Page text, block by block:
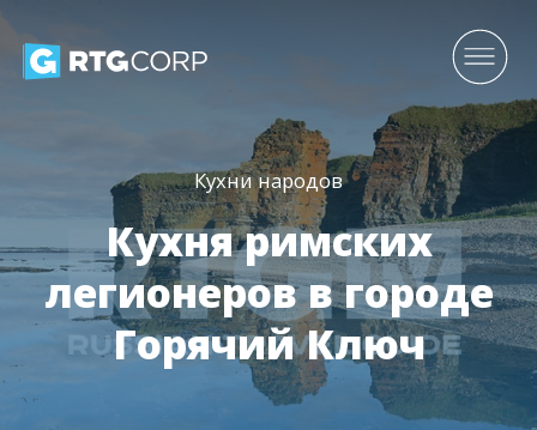
Кухни народов
Кухня римских
легионеров в городе
Горячий Ключ